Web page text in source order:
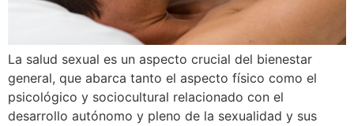
La salud sexual es un aspecto crucial del bienestar
general, que abarca tanto el aspecto físico como el
psicológico y sociocultural relacionado con el
desarrollo autónomo y pleno de la sexualidad y sus